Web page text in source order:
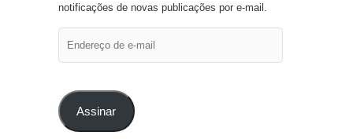
notificações de novas publicações por e-mail.
de
Assinar